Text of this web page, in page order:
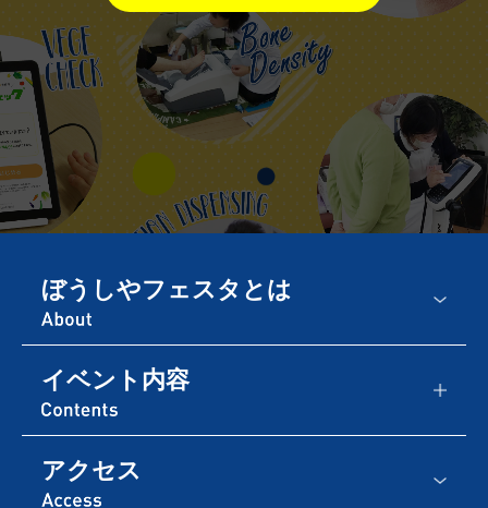
ぼうしやフェスタとは
イベント内容
アクセス